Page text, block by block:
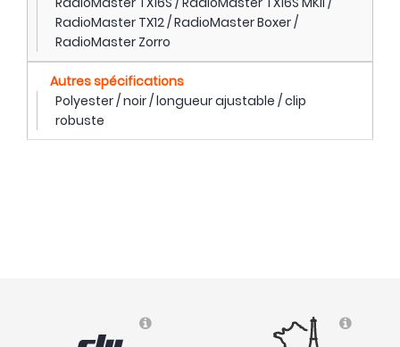
RadioMaster TX12 / RadioMaster Boxer /
RadioMaster Zorro
Autres spécifications
Polyester / noir / longueur ajustable / clip
robuste